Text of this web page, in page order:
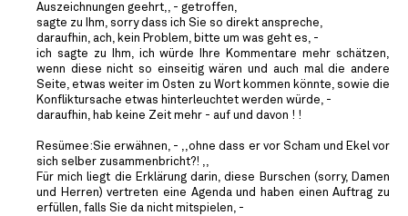
Auszeichnungen geehrt,, - getroffen,
sagte zu Ihm, sorry dass ich Sie so direkt anspreche,
daraufhin, ach, kein Problem, bitte um was geht es, -
ich sagte zu Ihm, ich würde Ihre Kommentare mehr schätzen,
wenn diese nicht so einseitig wären und auch mal die andere
Seite, etwas weiter im Osten zu Wort kommen könnte, sowie die
Konfliktursache etwas hinterleuchtet werden würde, -
daraufhin, hab keine Zeit mehr - auf und davon ! !
Resümee:Sie erwähnen, - ,,ohne dass er vor Scham und Ekel vor
sich selber zusammenbricht?! ,,
Für mich liegt die Erklärung darin, diese Burschen (sorry, Damen
und Herren) vertreten eine Agenda und haben einen Auftrag zu
erfüllen, falls Sie da nicht mitspielen, -